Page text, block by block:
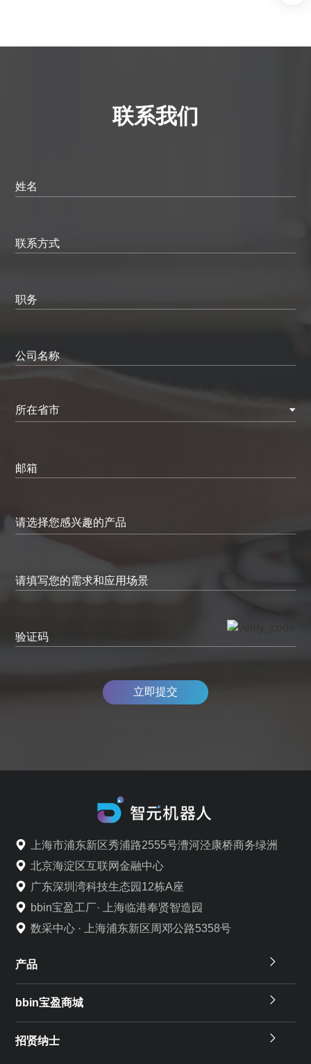
联系我们
姓名
联系方式
职务
公司名称
所在省市
邮箱
请填写您的需求和应用场景
验证码
立即提交
上海市浦东新区秀浦路2555号漕河泾康桥商务绿洲
北京海淀区互联网金融中心
广东深圳湾科技生态园12栋A座
bbin宝盈工厂· 上海临港奉贤智造园
数采中心 · 上海浦东新区周邓公路5358号
产品
bbin宝盈商城
招贤纳士